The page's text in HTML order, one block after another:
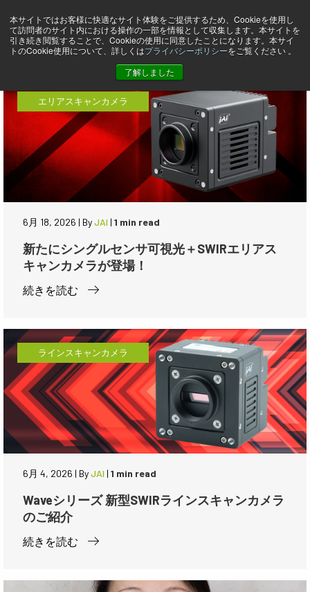
本サイトではお客様に快適なサイト体験をご提供するため、Cookieを使用し
て訪問者のサイト内における操作の一部を情報として収集します。本サイトを
引き続き閲覧することで、Cookieの使用に同意したことになります。本サイ
トのCookie使用について、詳しくはプライバシーポリシーをご覧ください 。
了解しました
ニュース
エリアスキャンカメラ
6月 18, 2026 | ByJAI | 1 min read
新たにシングルセンサ可視光＋SWIRエリアス
キャンカメラが登場！
続きを読む
ラインスキャンカメラ
6月 4, 2026 | ByJAI | 1 min read
Waveシリーズ 新型SWIRラインスキャンカメラ
のご紹介
続きを読む